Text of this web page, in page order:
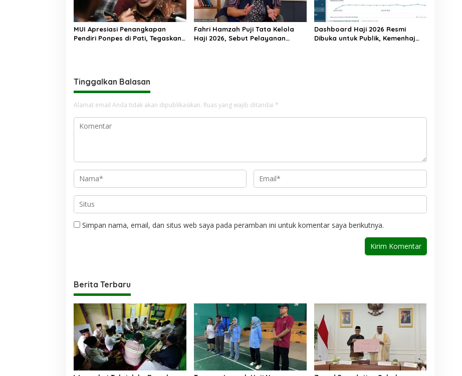
MUI Apresiasi Penangkapan
Pendiri Ponpes di Pati, Tegaskan
Fahri Hamzah Puji Tata Kelola
Haji 2026, Sebut Pelayanan
Dashboard Haji 2026 Resmi
Dibuka untuk Publik, Kemenhaj
Tinggalkan Balasan
Alamat email Anda tidak akan dipublikasikan. Ruas yang wajib ditandai *
Simpan nama, email, dan situs web saya pada peramban ini untuk komentar saya berikutnya.
Berita Terbaru